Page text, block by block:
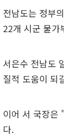
전남도는 정부
22개 시군 물가
서은수 전남도
질적 도움이 되
이어 서 국장은
다.